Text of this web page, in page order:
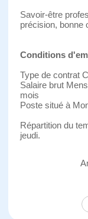
Savoir-être
précision, bonne
Conditions
Type de contrat
Salaire brut
mois
Poste situé à
Répartition du
jeudi.